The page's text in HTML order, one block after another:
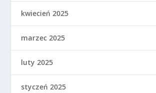
kwiecień 2025
marzec 2025
luty 2025
styczeń 2025